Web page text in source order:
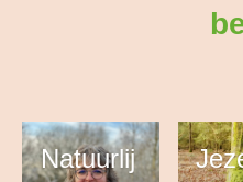
Natuurlij